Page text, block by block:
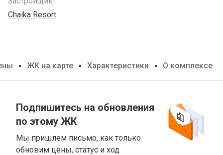
Chaika Resort
ЖК на карте Характеристики О комплексе
Подпишитесь на обновления
по этому ЖК
Мы пришлем письмо, как только
обновим цены, статус и ход